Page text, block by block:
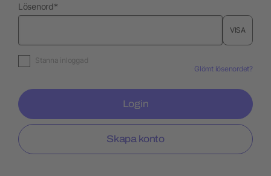
Lösenordnödvändig
*
VISA
Stanna inloggad
Glömt lösenordet?
Login
Skapa konto